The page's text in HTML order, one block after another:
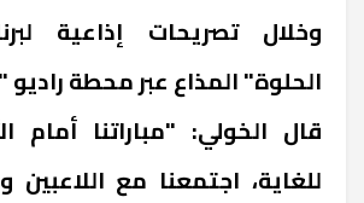
وخلال تصريحات إذاعية
الحلوة" المذاع عبر محطة
قال الخولي: "مباراتنا أمام
للغاية، اجتمعنا مع اللاعبين